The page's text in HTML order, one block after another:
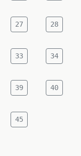
27 28
33 34
39 40
45